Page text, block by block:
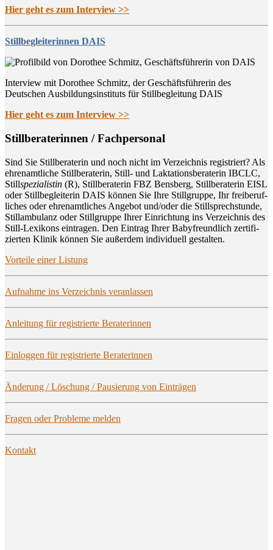
Hier geht es zum Interview >>
Stillbegleiterinnen DAIS
Interview mit Dorothee Schmitz, der Geschäftsführerin des
Deutschen Ausbildungsinstituts für Stillbegleitung DAIS
Hier geht es zum Interview >>
Still­be­ra­te­rin­nen / Fachpersonal
Sind Sie Still­be­ra­te­rin und noch nicht im Ver­zeich­nis regis­triert? Als
ehren­amt­li­che Still­be­ra­te­rin, Still- und Lak­ta­ti­ons­be­ra­te­rin IBCLC,
Stillspe­zia­lis­tin (R), Still­be­ra­te­rin FBZ Bens­berg, Still­be­ra­te­rin EISL
oder Still­be­glei­te­rin DAIS kön­nen Sie Ihre Still­grup­pe, Ihr frei­be­ruf­
li­ches oder ehren­amt­li­ches Ange­bot und/oder die Still­sprech­stun­de,
Still­am­bu­lanz oder Still­grup­pe Ihrer Ein­rich­tung ins Ver­zeich­nis des
Still-Lexi­kons ein­tra­gen. Den Ein­trag Ihrer Baby­freund­lich zer­ti­fi­
zier­ten Kli­nik kön­nen Sie außer­dem indi­vi­du­ell gestalten.
Vor­tei­le einer Listung
Auf­nah­me ins Ver­zeich­nis veranlassen
Anlei­tung für regis­trier­te Beraterinnen
Ein­log­gen für regis­trier­te Beraterinnen
Ände­rung / Löschung / Pau­sie­rung von Einträgen
Fra­gen oder Pro­ble­me melden
Kon­takt